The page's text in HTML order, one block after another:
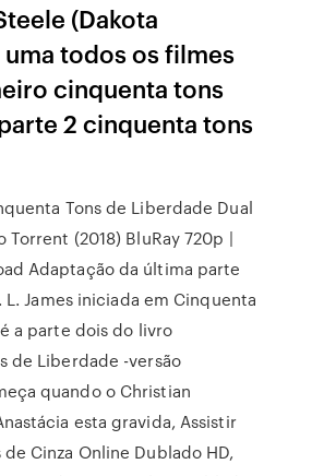
(Dakota
uma todos os filmes
cinquenta tons
2 cinquenta tons
Tons de Liberdade Dual
(2018) BluRay 720p |
Adaptação da última parte
James iniciada em Cinquenta
a parte dois do livro
de Liberdade -versão
quando o Christian
esta gravida, Assistir
Cinza Online Dublado HD,